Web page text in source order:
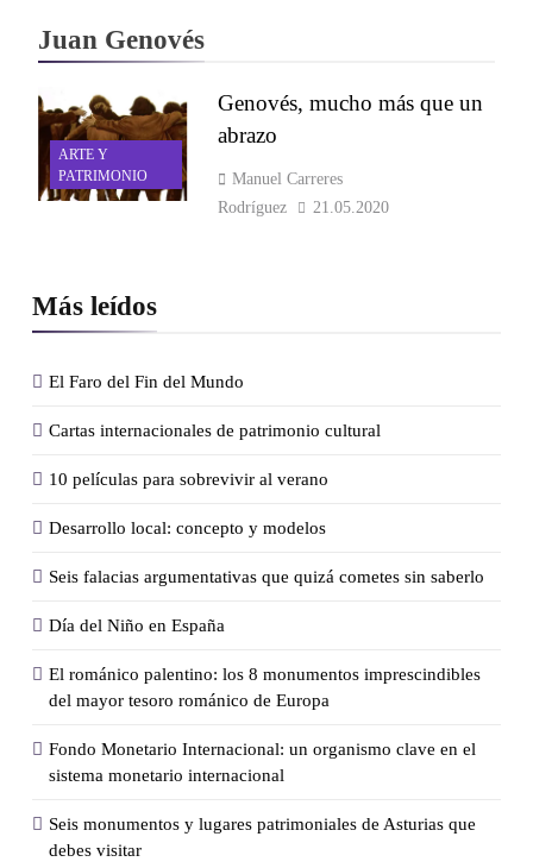
Más leídos
El Faro del Fin del Mundo
Cartas internacionales de patrimonio cultural
10 películas para sobrevivir al verano
Desarrollo local: concepto y modelos
Seis falacias argumentativas que quizá cometes sin saberlo
Día del Niño en España
El románico palentino: los 8 monumentos imprescindibles
del mayor tesoro románico de Europa
Fondo Monetario Internacional: un organismo clave en el
sistema monetario internacional
Seis monumentos y lugares patrimoniales de Asturias que
debes visitar
Juan Genovés
ARTE Y
PATRIMONIO
Genovés, mucho más que un
abrazo
Manuel Carreres
Rodríguez
21.05.2020